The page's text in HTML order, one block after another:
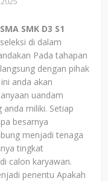
SMK D3 S1
di dalam
Pada tahapan
dengan pihak
anda akan
uandam
miliki. Setiap
besarnya
menjadi tenaga
tingkat
calon karyawan.
penentu Apakah